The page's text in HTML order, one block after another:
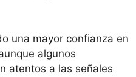
una mayor confianza en
algunos
atentos a las señales